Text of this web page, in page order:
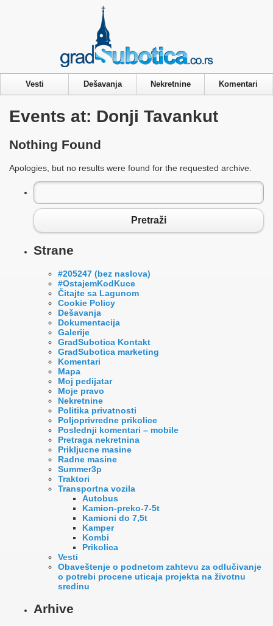
Vesti Dešavanja Nekretnine Komentari
Events at: Donji Tavankut
Nothing Found
Apologies, but no results were found for the requested archive.
Pretraga
za:
Pretraži
Strane
#205247 (bez naslova)
#OstajemKodKuce
Čitajte sa Lagunom
Cookie Policy
Dešavanja
Dokumentacija
Galerije
GradSubotica Kontakt
GradSubotica marketing
Komentari
Mapa
Moj pedijatar
Moje pravo
Nekretnine
Politika privatnosti
Poljoprivredne prikolice
Poslednji komentari – mobile
Pretraga nekretnina
Prikljucne masine
Radne masine
Summer3p
Traktori
Transportna vozila
Autobus
Kamion-preko-7-5t
Kamioni do 7,5t
Kamper
Kombi
Prikolica
Vesti
Оbaveštenje o podnetom zahtevu za odlučivanje
o potrebi procene uticaja projekta na životnu
sredinu
Arhive
Privacy & Cookies Policy